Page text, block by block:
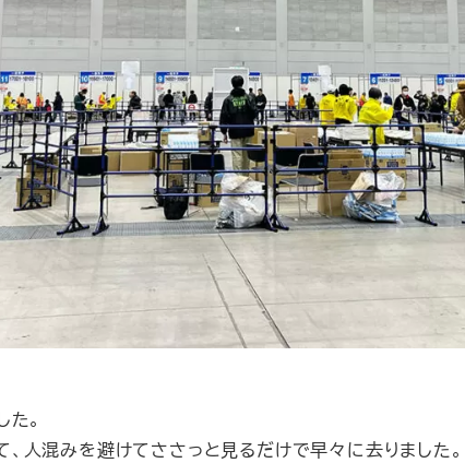
。
人混みを避けてささっと見るだけで早々に去りました。